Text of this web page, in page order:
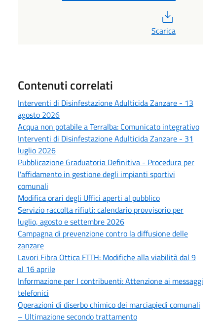
Scarica
Contenuti correlati
Interventi di Disinfestazione Adulticida Zanzare - 13
agosto 2026
Acqua non potabile a Terralba: Comunicato integrativo
Interventi di Disinfestazione Adulticida Zanzare - 31
luglio 2026
Pubblicazione Graduatoria Definitiva - Procedura per
l'affidamento in gestione degli impianti sportivi
comunali
Modifica orari degli Uffici aperti al pubblico
Servizio raccolta rifiuti: calendario provvisorio per
luglio, agosto e settembre 2026
Campagna di prevenzione contro la diffusione delle
zanzare
Lavori Fibra Ottica FTTH: Modifiche alla viabilità dal 9
al 16 aprile
Informazione per I contribuenti: Attenzione ai messaggi
telefonici
Operazioni di diserbo chimico dei marciapiedi comunali
– Ultimazione secondo trattamento